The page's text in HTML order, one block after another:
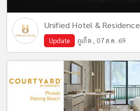
Unified Hotel & Residence
Update ภูเก็ต , 07 ส.ค. 69